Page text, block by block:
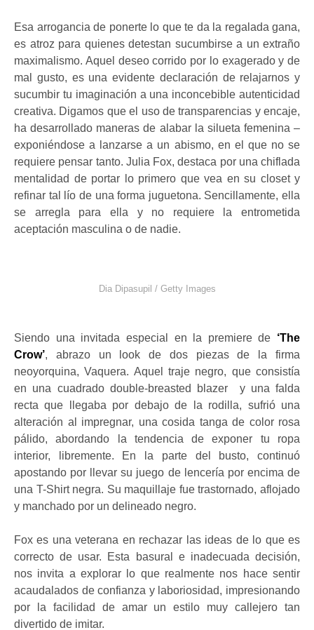
Esa arrogancia de ponerte lo que te da la regalada gana,
es atroz para quienes detestan sucumbirse a un extraño
maximalismo. Aquel deseo corrido por lo exagerado y de
mal gusto, es una evidente declaración de relajarnos y
sucumbir tu imaginación a una inconcebibleautenticidad
creativa. Digamos que el uso de transparencias y encaje,
ha desarrollado maneras de alabar la silueta femenina –
exponiéndose a lanzarse a un abismo, en el que no se
requiere pensar tanto. Julia Fox, destaca por una chiflada
mentalidad de portar lo primero que vea en su closet y
refinar tal lío de una forma juguetona. Sencillamente, ella
se arregla para ella y no requiere la entrometida
aceptación masculina o de nadie.
Dia Dipasupil / Getty Images
Siendo una invitada especial en la premiere de ‘The
Crow’, abrazo un look de dos piezas de la firma
neoyorquina, Vaquera. Aquel traje negro, que consistía
en una cuadrado double-breasted blazer y una falda
recta que llegaba por debajo de la rodilla, sufrió una
alteración al impregnar, una cosida tanga de color rosa
pálido, abordando la tendencia de exponer tu ropa
interior, libremente. En la parte del busto, continuó
apostando por llevar su juego de lencería por encima de
una T-Shirt negra. Su maquillaje fue trastornado, aflojado
y manchado por un delineado negro.
Fox es una veterana en rechazar las ideas de lo que es
correcto de usar. Esta basural e inadecuada decisión,
nos invita a explorar lo que realmente nos hace sentir
acaudalados de confianza y laboriosidad, impresionando
por la facilidad de amar un estilo muy callejero tan
divertido de imitar.